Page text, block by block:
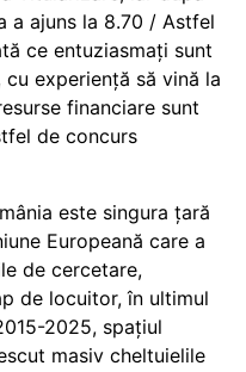
a ajuns la 8.70 / Astfel
ce entuziasmați sunt
experiență să vină la
financiare sunt
de concurs
este singura țară
Europeană care a
de cercetare,
de locuitor, în ultimul
2025, spațiul
masiv cheltuielile